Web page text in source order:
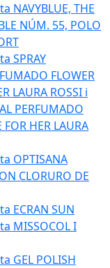
NAVYBLUE, THE
NÚM. 55, POLO
SPRAY
FLOWER
LAURA ROSSI i
PERFUMADO
HER LAURA
OPTISANA
CLORURO DE
ECRAN SUN
MISSOCOL I
GEL POLISH